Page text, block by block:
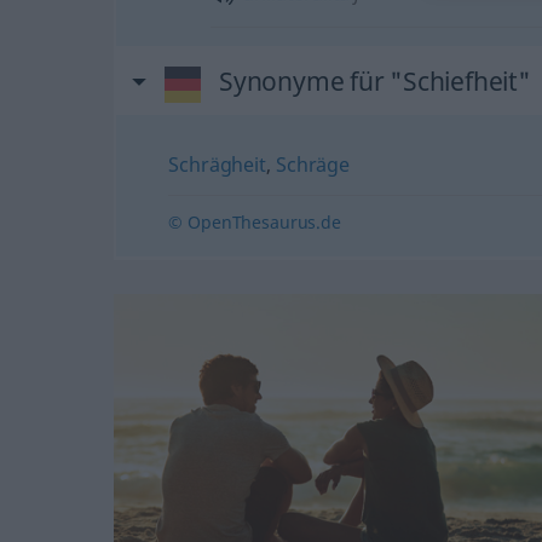
Synonyme für "Schiefheit"
Schrägheit, Schräge
© OpenThesaurus.de